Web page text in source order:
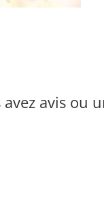
avis ou